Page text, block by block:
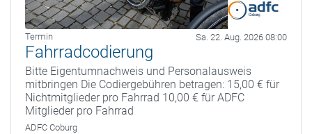
Termin Sa. 22. Aug. 2026 08:00
Fahrradcodierung
Bitte Eigentumnachweis und Personalausweis
mitbringen Die Codiergebühren betragen: 15,00 € für
Nichtmitglieder pro Fahrrad 10,00 € für ADFC
Mitglieder pro Fahrrad
ADFC Coburg